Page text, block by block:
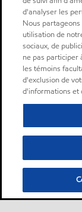
d'analyser les
Nous
utilisation de
sociaux, de
ne pas participer
les témoins
d'exclusion de
d'informations et